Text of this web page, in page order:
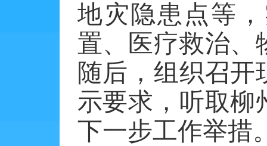
地灾隐患点等
置、医疗救治、
随后，组织召
示要求，听取柳
下一步工作举措